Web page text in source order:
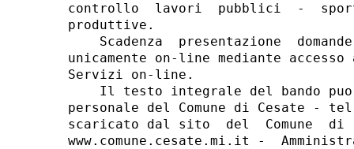
controllo  lavori  pubblici  -
produttive.
Scadenza  presentazione
unicamente on-line mediante
Servizi on-line.
Il testo integrale del bando
personale del Comune di Cesate -
scaricato dal sito  del  Comune
www.comune.cesate.mi.it -